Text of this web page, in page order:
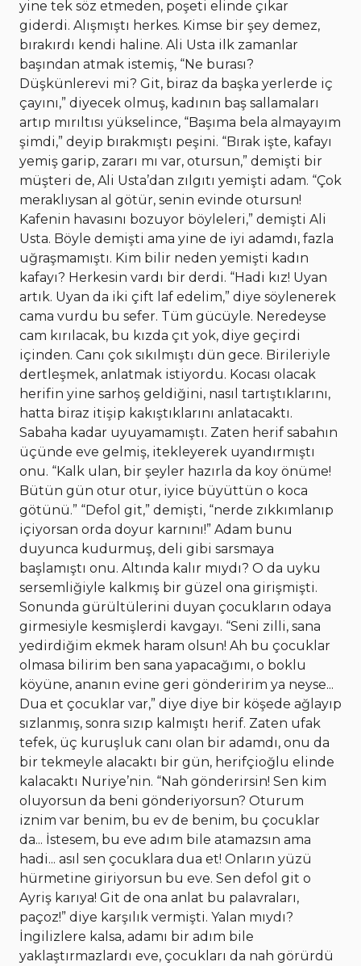
yine tek söz etmeden, poşeti elinde çıkar
giderdi. Alışmıştı herkes. Kimse bir şey demez,
bırakırdı kendi haline. Ali Usta ilk zamanlar
başından atmak istemiş, “Ne burası?
Düşkünlerevi mi? Git, biraz da başka yerlerde iç
çayını,” diyecek olmuş, kadının baş sallamaları
artıp mırıltısı yükselince, “Başıma bela almayayım
şimdi,” deyip bırakmıştı peşini. “Bırak işte, kafayı
yemiş garip, zararı mı var, otursun,” demişti bir
müşteri de, Ali Usta’dan zılgıtı yemişti adam. “Çok
meraklıysan al götür, senin evinde otursun!
Kafenin havasını bozuyor böyleleri,” demişti Ali
Usta. Böyle demişti ama yine de iyi adamdı, fazla
uğraşmamıştı. Kim bilir neden yemişti kadın
kafayı? Herkesin vardı bir derdi. “Hadi kız! Uyan
artık. Uyan da iki çift laf edelim,” diye söylenerek
cama vurdu bu sefer. Tüm gücüyle. Neredeyse
cam kırılacak, bu kızda çıt yok, diye geçirdi
içinden. Canı çok sıkılmıştı dün gece. Birileriyle
dertleşmek, anlatmak istiyordu. Kocası olacak
herifin yine sarhoş geldiğini, nasıl tartıştıklarını,
hatta biraz itişip kakıştıklarını anlatacaktı.
Sabaha kadar uyuyamamıştı. Zaten herif sabahın
üçünde eve gelmiş, itekleyerek uyandırmıştı
onu. “Kalk ulan, bir şeyler hazırla da koy önüme!
Bütün gün otur otur, iyice büyüttün o koca
götünü.” “Defol git,” demişti, “nerde zıkkımlanıp
içiyorsan orda doyur karnını!” Adam bunu
duyunca kudurmuş, deli gibi sarsmaya
başlamıştı onu. Altında kalır mıydı? O da uyku
sersemliğiyle kalkmış bir güzel ona girişmişti.
Sonunda gürültülerini duyan çocukların odaya
girmesiyle kesmişlerdi kavgayı. “Seni zilli, sana
yedirdiğim ekmek haram olsun! Ah bu çocuklar
olmasa bilirim ben sana yapacağımı, o boklu
köyüne, ananın evine geri gönderirim ya neyse...
Dua et çocuklar var,” diye diye bir köşede ağlayıp
sızlanmış, sonra sızıp kalmıştı herif. Zaten ufak
tefek, üç kuruşluk canı olan bir adamdı, onu da
bir tekmeyle alacaktı bir gün, herifçioğlu elinde
kalacaktı Nuriye’nin. “Nah gönderirsin! Sen kim
oluyorsun da beni gönderiyorsun? Oturum
iznim var benim, bu ev de benim, bu çocuklar
da... İstesem, bu eve adım bile atamazsın ama
hadi... asıl sen çocuklara dua et! Onların yüzü
hürmetine giriyorsun bu eve. Sen defol git o
Ayriş karıya! Git de ona anlat bu palavraları,
paçoz!” diye karşılık vermişti. Yalan mıydı?
İngilizlere kalsa, adamı bir adım bile
yaklaştırmazlardı eve, çocukları da nah görürdü